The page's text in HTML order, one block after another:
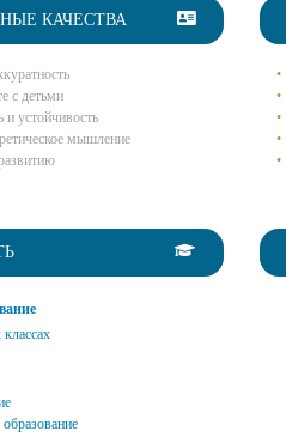
КАЧЕСТВА
с детьми
и устойчивость
мышление